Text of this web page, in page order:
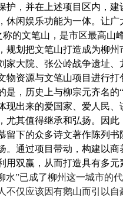
护，并在上述项目区内，
休闲娱乐功能为一体。让
称的文笔山，是市区最高
规划把文笔山打造成为柳
家大院、张公岭战争遗址
物资源与文笔山项目进行
是，历史上与柳宗元齐名的
现出来的爱国家、爱人民
尤其值得继承和弘扬。因
留下的众多诗文著作陈列
。通过项目带动，构建以
用双赢，从而打造具有多
水”已成了柳州这一城市的
不仅应该因有鹅山而引以